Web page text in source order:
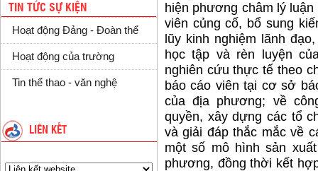
TIN TỨC SỰ KIỆN
Hoạt động Đảng - Đoàn thể
Hoạt động của trường
Tin thể thao - văn nghệ
LIÊN KẾT
hiện phương châm lý
viên củng cố, bổ sung
lũy kinh nghiệm lãnh
học tập và rèn luyện
nghiên cứu thực tế theo
báo cáo viên tại cơ sở
của địa phương; về
quyền, xây dựng các tổ
và giải đáp thắc mắc về
một số mô hình sản
phương, đồng thời kết